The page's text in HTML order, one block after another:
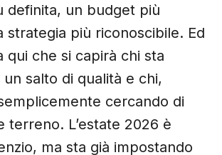
definita, un budget più
strategia più riconoscibile. Ed
qui che si capirà chi sta
salto di qualità e chi,
cercando di
terreno. L’estate 2026 è
ma sta già impostando